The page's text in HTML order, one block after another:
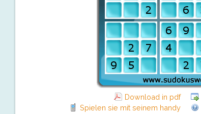
Download in pdf
Spielen sie mit seinem handy